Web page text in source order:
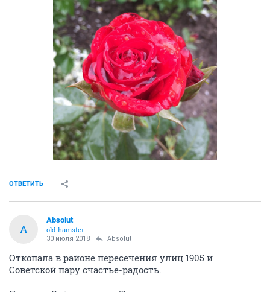
ОТВЕТИТЬ
A
Absolut
old hamster
30 июля 2018 Absolut
Откопала в районе пересечения улиц 1905 и
Советской пару счастье-радость.